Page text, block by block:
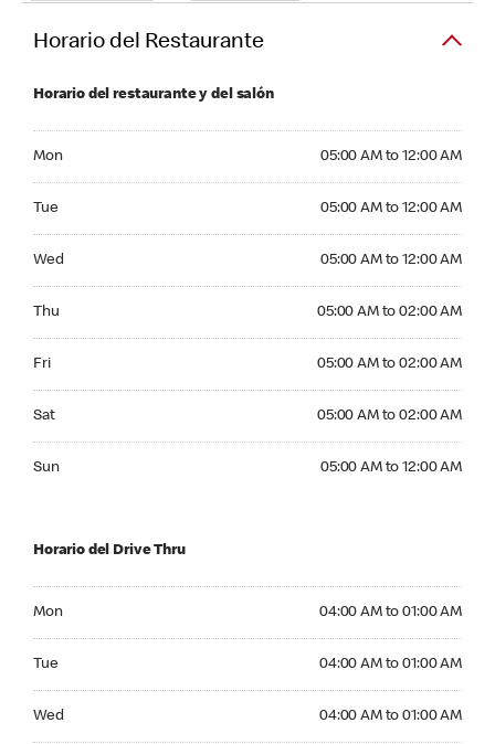
Horario del Restaurante
Horario del restaurante y del salón
Mon 05:00 AM to 12:00 AM
Tue 05:00 AM to 12:00 AM
Wed 05:00 AM to 12:00 AM
Thu 05:00 AM to 02:00 AM
Fri 05:00 AM to 02:00 AM
Sat 05:00 AM to 02:00 AM
Sun 05:00 AM to 12:00 AM
Horario del Drive Thru
Mon 04:00 AM to 01:00 AM
Tue 04:00 AM to 01:00 AM
Wed 04:00 AM to 01:00 AM